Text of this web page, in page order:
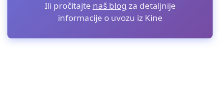
Ili pročitajte naš blog za detaljnije
informacije o uvozu iz Kine